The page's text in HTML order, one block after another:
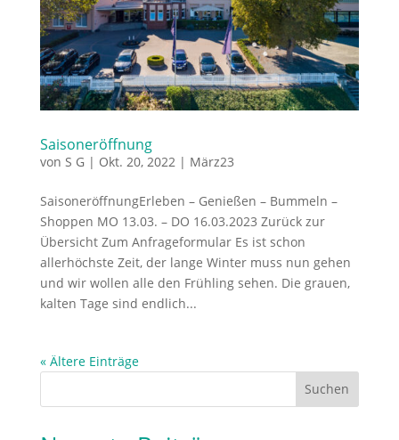
Saisoneröffnung
von S G| Okt. 20, 2022 | März23
SaisoneröffnungErleben – Genießen – Bummeln –
Shoppen MO 13.03. – DO 16.03.2023 Zurück zur
Übersicht Zum Anfrageformular Es ist schon
allerhöchste Zeit, der lange Winter muss nun gehen
und wir wollen alle den Frühling sehen. Die grauen,
kalten Tage sind endlich...
« Ältere Einträge
Suchen